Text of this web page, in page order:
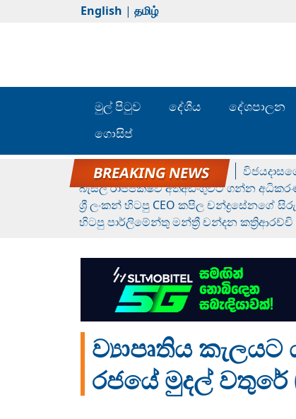
English | தமிழ்
මුල් පිටුව දේශීය දේශපාලන
ගොසිප්
රන් ගෙනා රුමේෂ්ගේ හෙල්ලය
බැසිල් රාජපක්ෂව අත්අඩංගුවට ගන්න
ශ්‍රී ලංකන් හිටපු CEO කපිල
හිටපු පාර්ලිමේන්තු මන්ත්‍රී චන්දන කත්‍රිආරච්චි
ව්‍යාපෘතිය
රජයේ මුදල් වතුරේ